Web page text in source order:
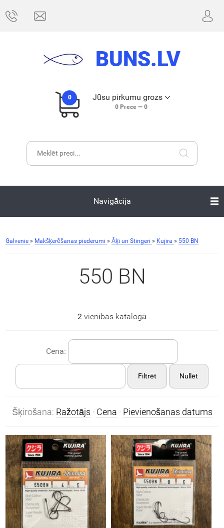
BUNS.LV
0 Jūsu pirkumu grozs
0Prece — 0
Navigācija
Galvenie » Makšķerēšanas piederumi » Āķi un Stingeri » Kujira » 550 BN
550 BN
2 vienības katalogā
Cena:
Filtrēt Nullēt
Šķirošana: Ražotājs · Cena · Pievienošanas datums